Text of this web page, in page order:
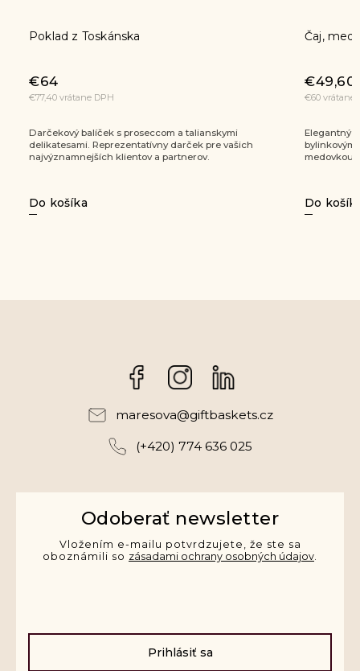
pre vašich
Čaj, med a perníčky
Elegantný vianočný balíček s kvetovým medom,
bylinkovým čajom, švajčiarskymi perníčkami a
medovkou v praktickej klobúkovej krabici.
FacebookInstagram
maresova@giftbaskets.cz
(+420) 774 636 025
Odoberať newsletter
Vložením e-mailu potvrdzujete, že ste sa
oboznámili so zásadami ochrany osobných údajov
Prihlásiť sa